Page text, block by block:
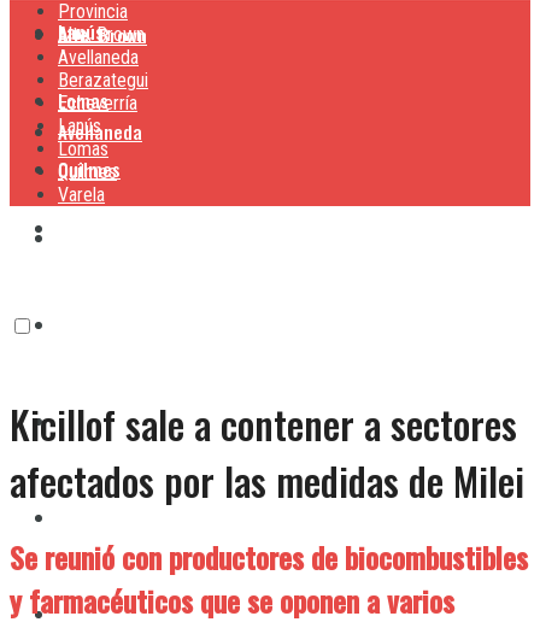
Lanús
Lomas
Quilmes
Alte. Brown
Avellaneda
Lanús
Quilmes
Provincia
Alte. Brown
Avellaneda
Berazategui
Echeverría
Lanús
Lomas
Quilmes
Varela
Kicillof sale a contener a sectores
afectados por las medidas de Milei
Se reunió con productores de biocombustibles
y farmacéuticos que se oponen a varios